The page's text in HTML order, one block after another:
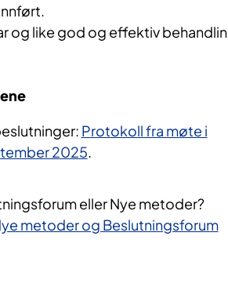
og like god og effektiv
Protokoll fra møte i
2025.
eller Nye metoder?
metoder og Beslutningsforum